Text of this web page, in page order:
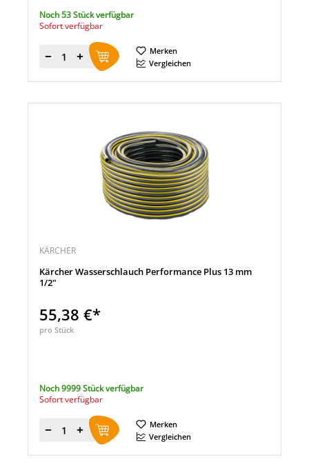
Noch 53 Stück verfügbar
Sofort verfügbar
Menge
Merken
Vergleichen
KÄRCHER
Kärcher Wasserschlauch Performance Plus 13 mm
1/2"
55,38 €*
pro Stück
Noch 9999 Stück verfügbar
Sofort verfügbar
Menge
Merken
Vergleichen